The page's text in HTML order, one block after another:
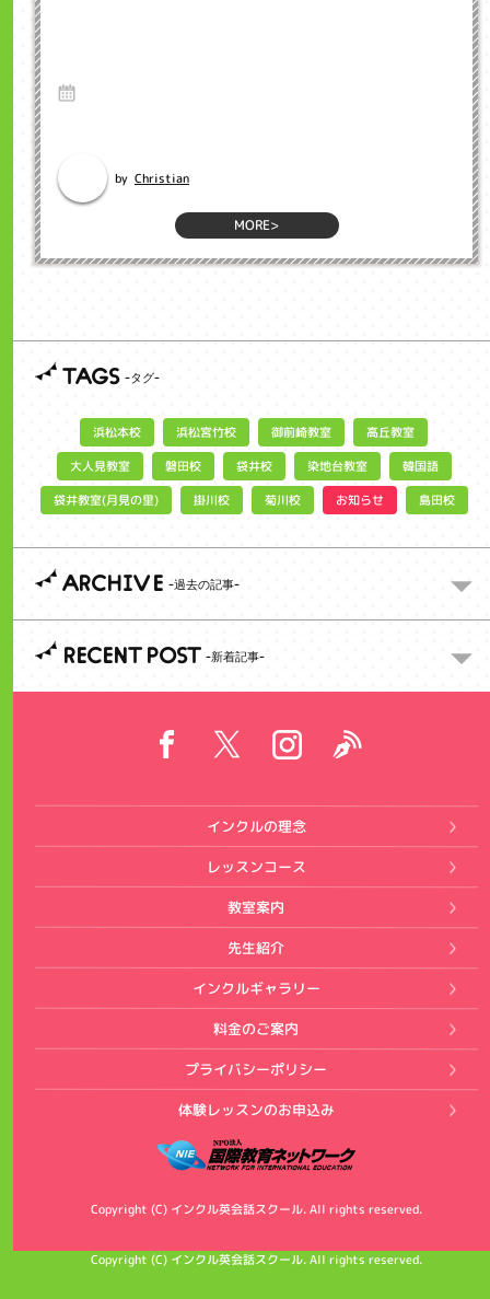
by Christian
MORE>
TAGS
浜松本校 浜松宮竹校 御前崎教室 高丘教室
大人見教室 磐田校 袋井校 染地台教室 韓国語
袋井教室(月見の里) 掛川校 菊川校 お知らせ 島田校
ARCHIVE
RECENT POST
インクルの理念
レッスンコース
教室案内
先生紹介
インクルギャラリー
料金のご案内
プライバシーポリシー
体験レッスンのお申込み
Copyright (C) インクル英会話スクール. All rights reserved.
Copyright (C) インクル英会話スクール. All rights reserved.